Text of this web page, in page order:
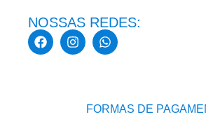
NOSSAS REDES:
FORMAS DE